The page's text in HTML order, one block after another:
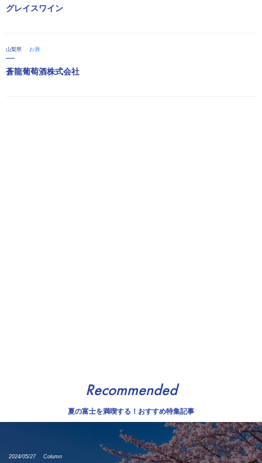
グレイスワイン
山梨県 お酒
蒼龍葡萄酒株式会社
Recommended
夏の富士を満喫する！おすすめ特集記事
2024/05/27 Column